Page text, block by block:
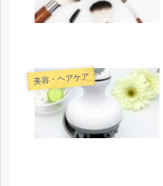
美容・ヘアケア